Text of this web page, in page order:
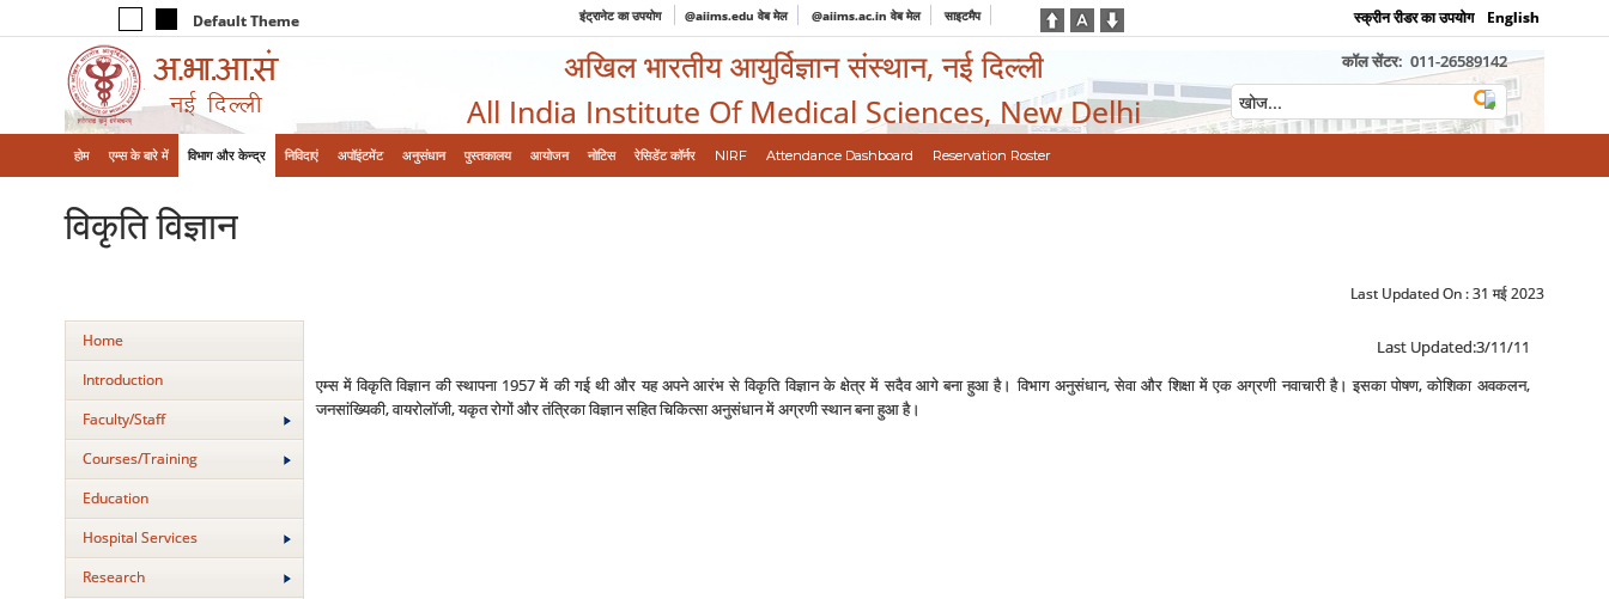
Default Theme इंट्रानेट का उपयोग @aiims.edu वेब मेल @aiims.ac.in वेब मेल साइटमैप स्क्रीन रीडर का उपयोग English
अखिल भारतीय आयुर्विज्ञान संस्थान, नई दिल्ली
All India Institute Of Medical Sciences, New Delhi
कॉल सेंटर: 011-26589142
होम एम्‍स के बारे में विभाग और केन्‍द्र निविदाएं अपॉइंटमेंट अनुसंधान पुस्तकालय आयोजन नोटिस रेसिडेंट कॉर्नर NIRF Attendance Dashboard Reservation Roster
विकृति विज्ञान
Last Updated On :31 मई 2023
Home
Introduction
Faculty/Staff
Courses/Training
Education
Hospital Services
Research
Last Updated:3/11/11
एम्‍स में विकृति विज्ञान की स्‍थापना 1957 में की गई थी और यह अपने आरंभ से विकृति विज्ञान के क्षेत्र में सदैव आगे बना हुआ है। विभाग अनुसंधान, सेवा और शिक्षा में एक अग्रणी नवाचारी है। इसका पोषण, कोशिका अवकलन,
जनसांख्यिकी, वायरोलॉजी, यकृत रोगों और तंत्रिका विज्ञान सहित चिकित्‍सा अनुसंधान में अग्रणी स्‍थान बना हुआ है।